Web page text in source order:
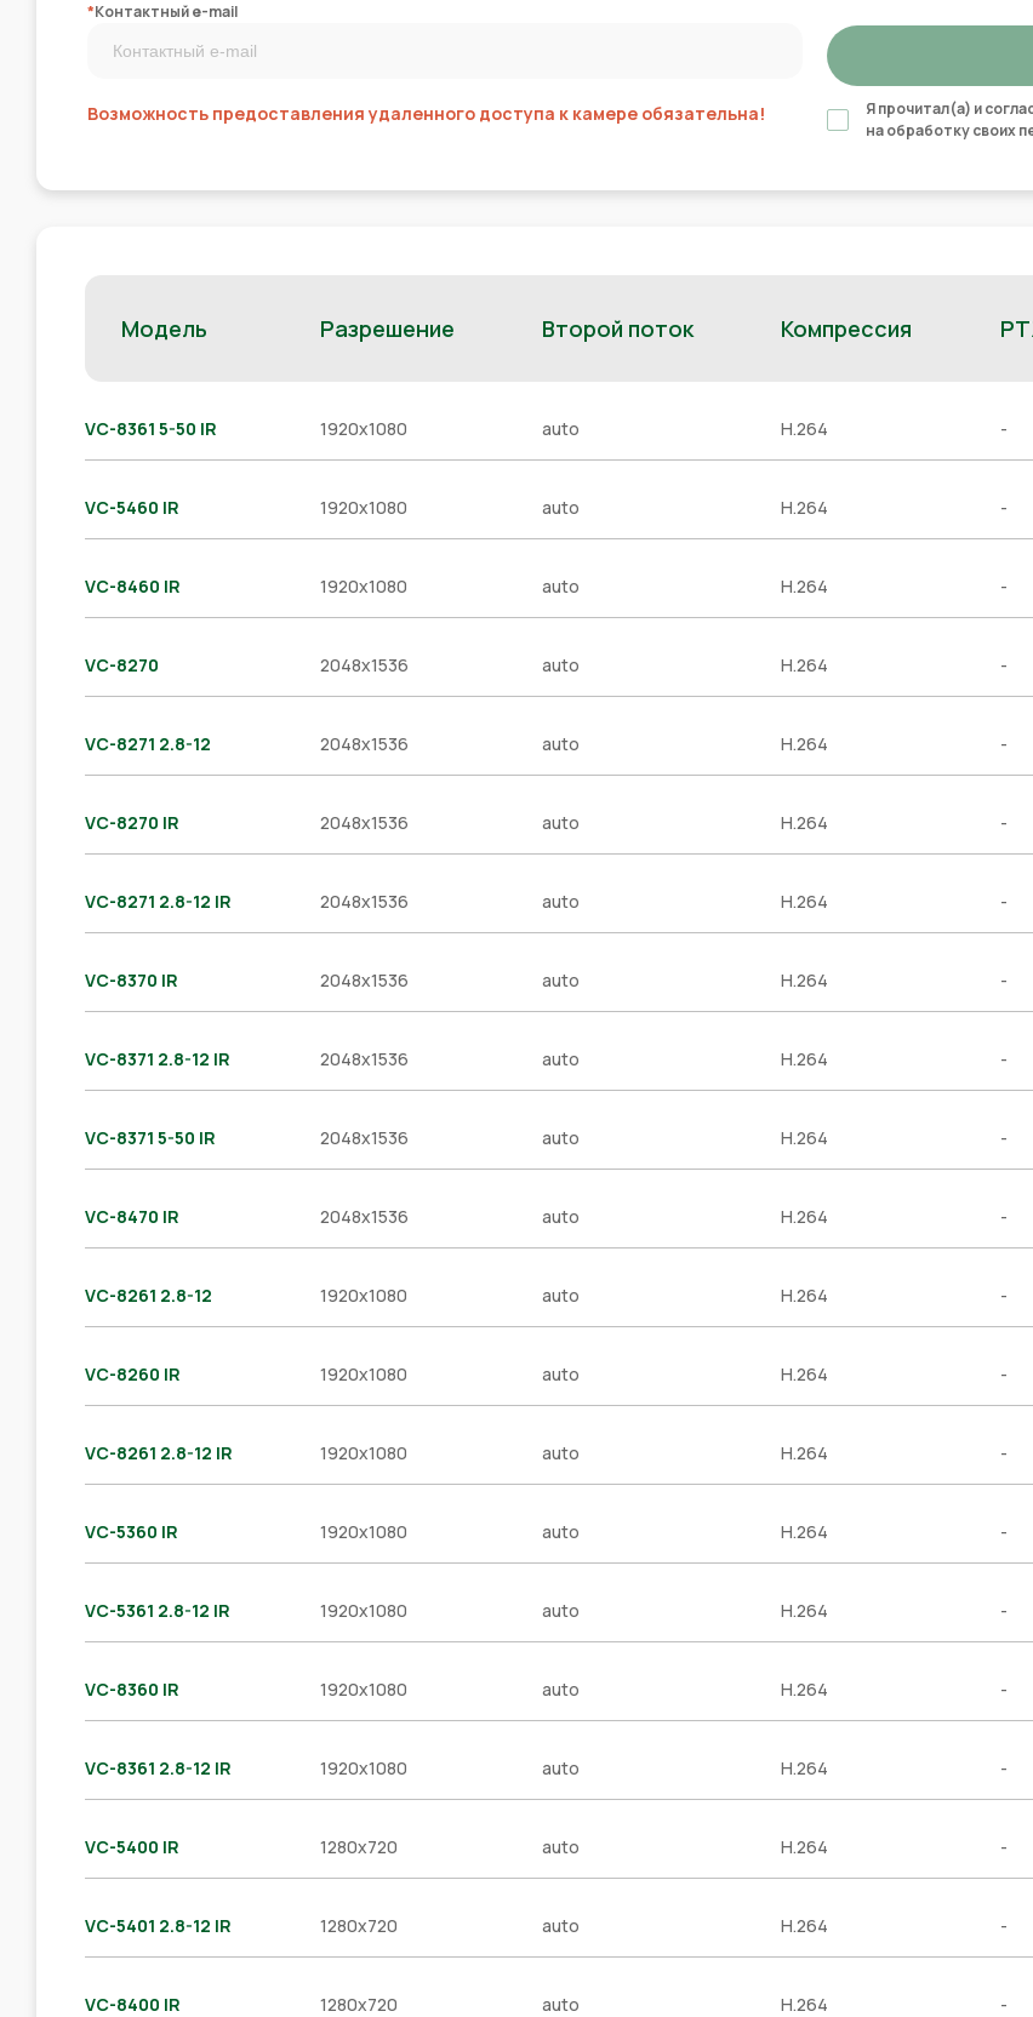
*Контактный e-mail
Возможность предоставления удаленного доступа к камере обязательна! Я прочитал(а) и
на обработку своих
Модель Разрешение Второй поток Компрессия
VC-8361 5-50 IR 1920x1080 auto H.264 -
VC-5460 IR 1920x1080 auto H.264 -
VC-8460 IR 1920x1080 auto H.264 -
VC-8270 2048x1536 auto H.264 -
VC-8271 2.8-12 2048x1536 auto H.264 -
VC-8270 IR 2048x1536 auto H.264 -
VC-8271 2.8-12 IR 2048x1536 auto H.264 -
VC-8370 IR 2048x1536 auto H.264 -
VC-8371 2.8-12 IR 2048x1536 auto H.264 -
VC-8371 5-50 IR 2048x1536 auto H.264 -
VC-8470 IR 2048x1536 auto H.264 -
VC-8261 2.8-12 1920x1080 auto H.264 -
VC-8260 IR 1920x1080 auto H.264 -
VC-8261 2.8-12 IR 1920x1080 auto H.264 -
VC-5360 IR 1920x1080 auto H.264 -
VC-5361 2.8-12 IR 1920x1080 auto H.264 -
VC-8360 IR 1920x1080 auto H.264 -
VC-8361 2.8-12 IR 1920x1080 auto H.264 -
VC-5400 IR 1280x720 auto H.264 -
VC-5401 2.8-12 IR 1280x720 auto H.264 -
VC-8400 IR 1280x720 auto H.264 -